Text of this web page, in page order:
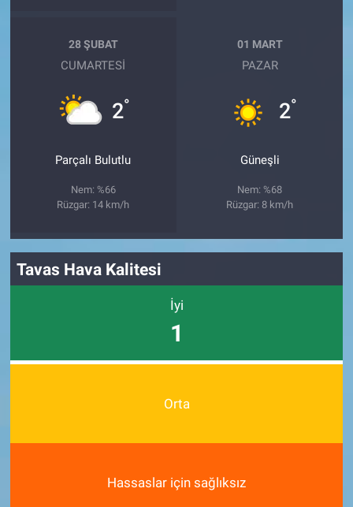
28 ŞUBAT
CUMARTESI
2°
Parçalı Bulutlu
Nem: %66
Rüzgar: 14 km/h
01 MART
PAZAR
2°
Güneşli
Nem: %68
Rüzgar: 8 km/h
Tavas Hava Kalitesi
İyi
1
Orta
Hassaslar için sağlıksız